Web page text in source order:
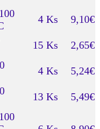
4 Ks
9,10€
15 Ks
2,65€
4 Ks
5,24€
13 Ks
5,49€